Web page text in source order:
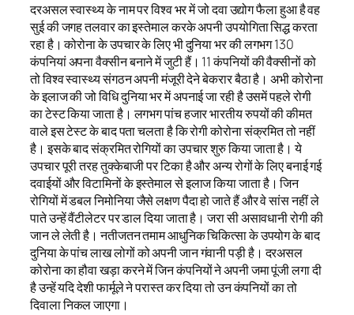
दरअसल स्वास्थ्य के नाम पर विश्व भर में जो दवा उद्योग फैला हुआ है वह
सुई की जगह तलवार का इस्तेमाल करके अपनी उपयोगिता सिद्ध करता
रहा है। कोरोना के उपचार के लिए भी दुनिया भर की लगभग 130
कंपनियां अपना वैक्सीन बनाने में जुटी हैं। 11 कंपनियों की वैक्सीनों को
तो विश्व स्वास्थ्य संगठन अपनी मंजूरी देने बेकरार बैठा है। अभी कोरोना
के इलाज की जो विधि दुनिया भर में अपनाई जा रही है उसमें पहले रोगी
का टेस्ट किया जाता है। लगभग पांच हजार भारतीय रुपयों की कीमत
वाले इस टेस्ट के बाद पता चलता है कि रोगी कोरोना संक्रमित तो नहीं
है। इसके बाद संक्रमित रोगियों का उपचार शुरु किया जाता है। ये
उपचार पूरी तरह तुक्केबाजी पर टिका है और अन्य रोगों के लिए बनाई गई
दवाईयों और विटामिनों के इस्तेमाल से इलाज किया जाता है। जिन
रोगियों में डबल निमोनिया जैसे लक्षण पैदा हो जाते हैं और वे सांस नहीं ले
पाते उन्हें वैंटीलेटर पर डाल दिया जाता है। जरा सी असावधानी रोगी की
जान ले लेती है। नतीजतन तमाम आधुनिक चिकित्सा के उपयोग के बाद
दुनिया के पांच लाख लोगों को अपनी जान गंवानी पड़ी है। दरअसल
कोरोना का हौवा खड़ा करने में जिन कंपनियों ने अपनी जमा पूंजी लगा दी
है उन्हें यदि देशी फार्मूले ने परास्त कर दिया तो उन कंपनियों का तो
दिवाला निकल जाएगा।